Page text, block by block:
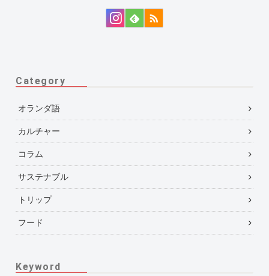
Category
オランダ語
カルチャー
コラム
サステナブル
トリップ
フード
Keyword